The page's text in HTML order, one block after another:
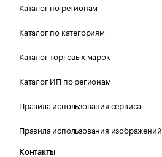
Каталог по регионам
Каталог по категориям
Каталог торговых марок
Каталог ИП по регионам
Правила использования сервиса
Правила использования изображений
Контакты